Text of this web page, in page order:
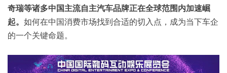
奇瑞等诸多中国主流自主汽车品牌正在全球范围内加速崛
起。 如何在中国消费市场找到合适的切入点，成为当下车企
的一个关键命题。